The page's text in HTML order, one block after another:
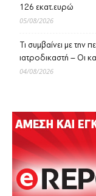
126 εκατ.ευρώ
05/08/2026
Τι συμβαίνει με την
ιατροδικαστή – Οι
04/08/2026